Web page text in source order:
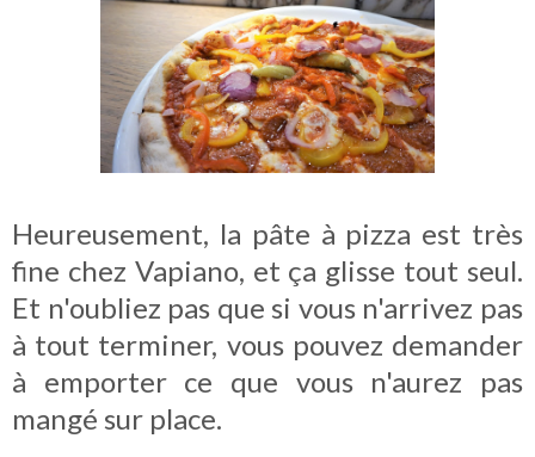
Heureusement, la pâte à pizza est très
fine chez Vapiano, et ça glisse tout seul.
Et n'oubliez pas que si vous n'arrivez pas
à tout terminer, vous pouvez demander
à emporter ce que vous n'aurez pas
mangé sur place.